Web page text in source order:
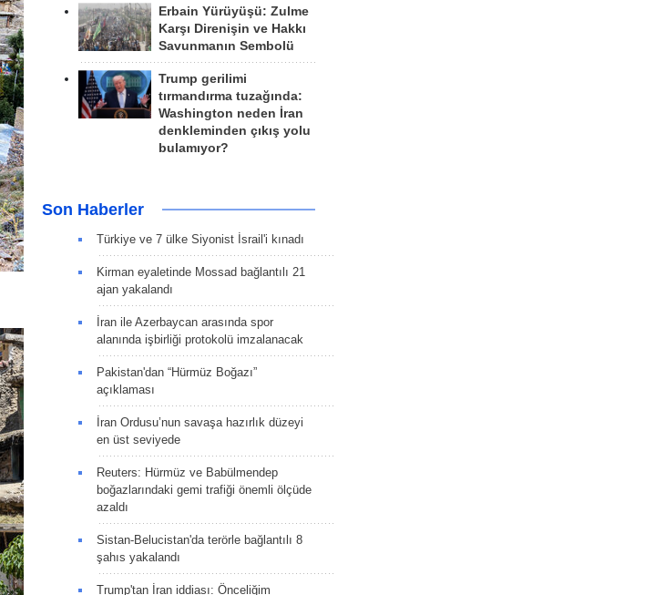
Erbain Yürüyüşü: Zulme
Karşı Direnişin ve Hakkı
Savunmanın Sembolü
Trump gerilimi
tırmandırma tuzağında:
Washington neden İran
denkleminden çıkış yolu
bulamıyor?
Son Haberler
Türkiye ve 7 ülke Siyonist İsrail'i kınadı
Kirman eyaletinde Mossad bağlantılı 21
ajan yakalandı
İran ile Azerbaycan arasında spor
alanında işbirliği protokolü imzalanacak
Pakistan'dan “Hürmüz Boğazı”
açıklaması
İran Ordusu’nun savaşa hazırlık düzeyi
en üst seviyede
Reuters: Hürmüz ve Babülmendep
boğazlarındaki gemi trafiği önemli ölçüde
azaldı
Sistan-Belucistan'da terörle bağlantılı 8
şahıs yakalandı
Trump'tan İran iddiası: Önceliğim